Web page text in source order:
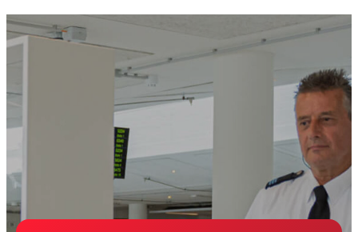
VeviGo